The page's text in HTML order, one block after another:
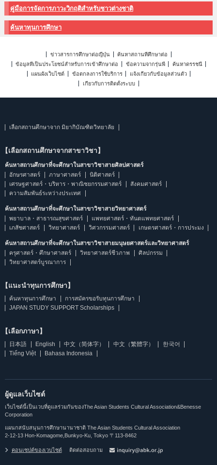
คู่มือการจัดการภาวะวิกฤติสำหรับชาวต่างชาติ
ค้นหาทุนการศึกษา
ข่าวสารการศึกษาต่อญี่ปุ่น
ค้นหาสถานที่ศึกษาต่อ
ข้อมูลที่เป็นประโยชน์สำหรับการเข้าศึกษาต่อ
ข้อความจากรุ่นพี่
ค้นหาดรรชนี
แผนผังเว็บไซต์
ข้อตกลงการใช้บริการ
แจ้งเกี่ยวกับข้อมูลส่วนตัว
เกี่ยวกับการติดตั้งระบบ
เลือกสถานศึกษาจาก มิยากิบัณฑิตวิทยาลัย
【เลือกสถานศึกษาจากสาขาวิชา】
ค้นหาสถานศึกษาที่จะศึกษาในสาขาวิชาสายศิลปศาสตร์
อักษรศาสตร์
ภาษาศาสตร์
นิติศาสตร์
เศรษฐศาสตร์・บริหาร・พาณิชยกรรมศาสตร์
สังคมศาสตร์
ความสัมพันธ์ระหว่างประเทศ
ค้นหาสถานศึกษาที่จะศึกษาในสาขาวิชาสายวิทยาศาสตร์
พยาบาล・สาธารณสุขศาสตร์
แพทยศาสตร์・ทันตแพทยศาสตร์
เภสัชศาสตร์
วิทยาศาสตร์ วิศวกรรมศาสตร์ เกษตรศาสตร์・การประมง
ค้นหาสถานศึกษาที่จะศึกษาในสาขาวิชาสายมนุษยศาสตร์และวิทยาศาสตร์
ครุศาสตร์・ศึกษาศาสตร์
วิทยาศาสตร์ชีวภาพ
ศิลปกรรม
วิทยาศาสตร์บูรณาการ
【แนะนำทุนการศึกษา】
ค้นหาทุนการศึกษา
การสมัครขอรับทุนการศึกษา
JAPAN STUDY SUPPORT Scholarships
【เลือกภาษา】
日本語 English 中文（简体字） 中文（繁體字）
한국어
Tiếng Việt
Bahasa Indonesia
ผู้ดูแลเว็บไซต์
เว็บไซต์นี้เป็นเวบที่ดูแลร่วมกันของThe Asian Students Cultural Association&Benesse
Corporation
แผนกสนับสนุนการศึกษานานาชาติ The Asian Students Cultural Association
2-12-13 Hon-Komagome,Bunkyo-Ku, Tokyo 〒113-8462
คอนเซปต์ของเวบไซต์ ติดต่อสอบถาม